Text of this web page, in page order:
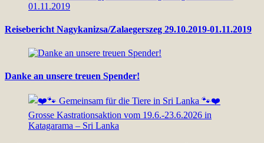
Reisebericht Nagykanizsa/Zalaegerszeg 29.10.2019-01.11.2019
Danke an unsere treuen Spender!